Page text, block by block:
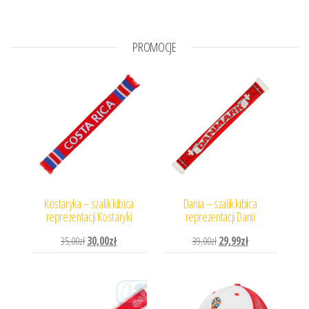
PROMOCJE
Kostaryka – szalik kibica
reprezentacji Kostaryki
35,00złPierwotna cena wynosiła: 35,00zł.
30,00złAktualna cena wynosi: 30,00zł.
Dania – szalik kibica
reprezentacji Danii
39,00zł Pierwotna cena wynosiła:
29,99złAktualna cena